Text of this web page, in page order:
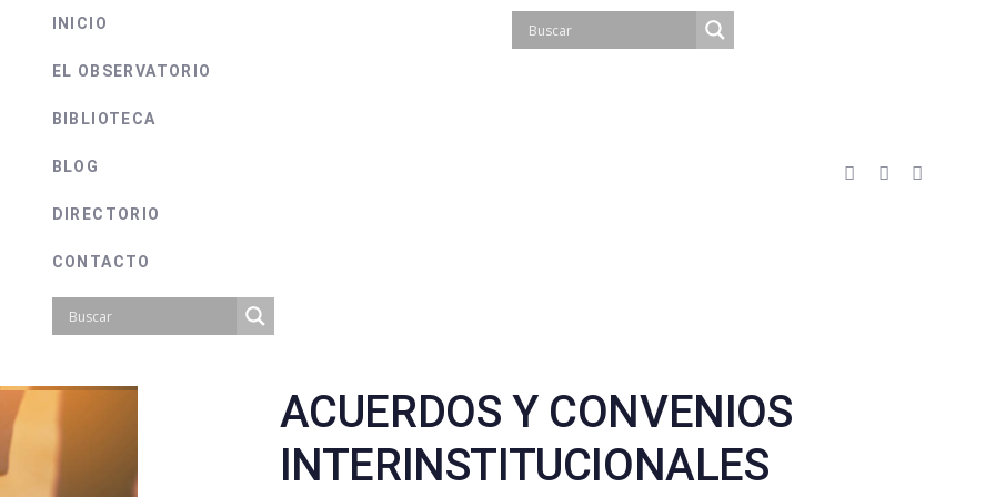
INICIO
EL OBSERVATORIO
BIBLIOTECA
BLOG
DIRECTORIO
CONTACTO
ACUERDOS Y CONVENIOS
INTERINSTITUCIONALES